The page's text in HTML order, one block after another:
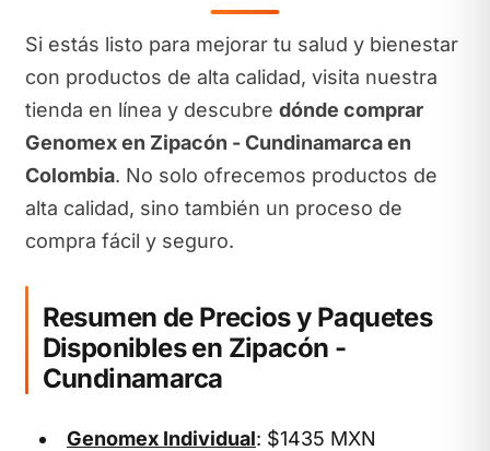
Si estás listo para mejorar tu salud y bienestar
con productos de alta calidad, visita nuestra
tienda en línea y descubre dónde comprar
Genomex en Zipacón - Cundinamarca en
Colombia. No solo ofrecemos productos de
alta calidad, sino también un proceso de
compra fácil y seguro.
Resumen de Precios y Paquetes
Disponibles en Zipacón -
Cundinamarca
Genomex Individual: $1435 MXN